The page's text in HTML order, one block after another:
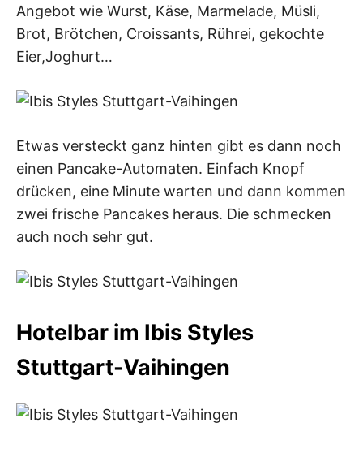
Angebot wie Wurst, Käse, Marmelade, Müsli,
Brot, Brötchen, Croissants, Rührei, gekochte
Eier,Joghurt…
Etwas versteckt ganz hinten gibt es dann noch
einen Pancake-Automaten. Einfach Knopf
drücken, eine Minute warten und dann kommen
zwei frische Pancakes heraus. Die schmecken
auch noch sehr gut.
Hotelbar im Ibis Styles
Stuttgart-Vaihingen